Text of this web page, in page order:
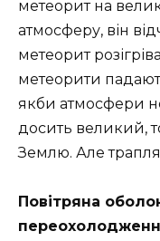
метеорит на
атмосферу, він
метеорит
метеорити
якби атмосфери
досить великий,
Землю. Але
Повітряна